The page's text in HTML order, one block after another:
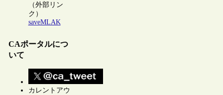
（外部リン
ク）
saveMLAK
CAポータルにつ
いて
カレントアウ